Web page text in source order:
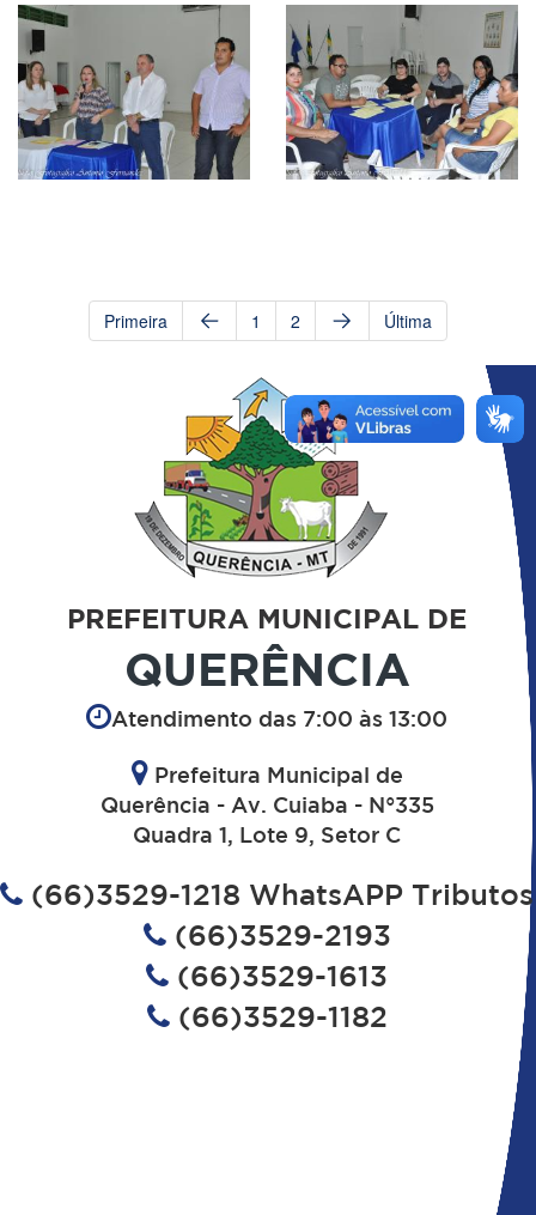
Primeira 1 2 Última
PREFEITURA MUNICIPAL DE
QUERÊNCIA
Atendimento das 7:00 às 13:00
Prefeitura Municipal de
Querência - Av. Cuiaba - N°335
Quadra 1, Lote 9, Setor C
(66)3529-1218 WhatsAPP Tributos
(66)3529-2193
(66)3529-1613
(66)3529-1182